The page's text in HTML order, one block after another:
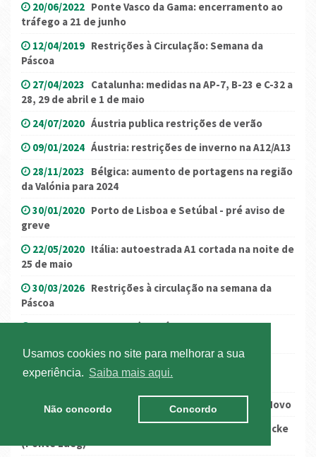
Usamos cookies no site para melhorar a sua
experiência.
Saiba mais aqui.
Não concordo Concordo
20/06/2022 Ponte Vasco da Gama: encerramento ao
tráfego a 21 de junho
12/04/2019 Restrições à Circulação: Semana da
Páscoa
27/04/2023 Catalunha: medidas na AP-7, B-23 e C-32 a
28, 29 de abril e 1 de maio
24/07/2020 Áustria publica restrições de verão
09/01/2024 Áustria: restrições de inverno na A12/A13
28/11/2023 Bélgica: aumento de portagens na região
da Valónia para 2024
30/01/2020 Porto de Lisboa e Setúbal - pré aviso de
greve
22/05/2020 Itália: autoestrada A1 cortada na noite de
25 de maio
30/03/2026 Restrições à circulação na semana da
Páscoa
05/06/2024 França/Itália: Túnel Mont Blanc com
11/05/2026
Áustria: Encerramento do Passo do
Brenner a 30 de maio
23/12/2016
Restrições - Semana do Natal e Ano Novo
Áustria: construção da nova Luegbrücke
(Ponte Lueg)